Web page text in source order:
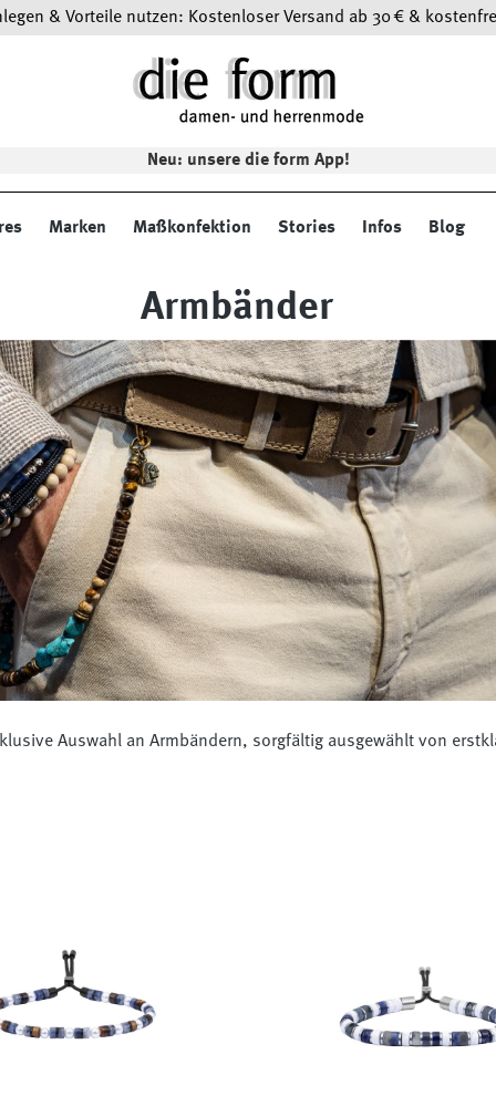
& Vorteile nutzen: Kostenloser Versand ab 30 € &
Neu: unsere die form App!
Marken Maßkonfektion Stories Infos Blog
Armbänder
Auswahl an Armbändern, sorgfältig ausgewählt von